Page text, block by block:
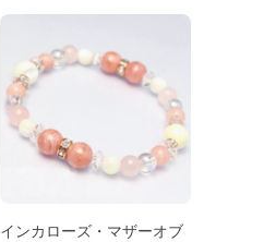
インカローズ・マザーオブ